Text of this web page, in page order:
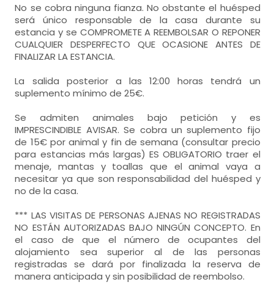
Calefacción,
armario,
balcón,
- habitación con cuarto de baño. Incluye:
WC,
lavabo,
secador de pelo,
toallas,
habitación de matrimonio
Calefacción,
- habitación con cuarto de baño. Incluye:
WC,
lavabo, bañera,
toallas,
papel wc,
- Patio (10 m².), Mesa y sillas de jardín
No se cobra ninguna fianza. No obstante el huésped
será único responsable de la casa durante su
estancia y se COMPROMETE A REEMBOLSAR O REPONER
CUALQUIER DESPERFECTO QUE OCASIONE ANTES DE
FINALIZAR LA ESTANCIA.
La salida posterior a las 12:00 horas tendrá un
suplemento mínimo de 25€.
Se admiten animales bajo petición y es
IMPRESCINDIBLE AVISAR. Se cobra un suplemento fijo
de 15€ por animal y fin de semana (consultar precio
para estancias más largas) ES OBLIGATORIO traer el
menaje, mantas y toallas que el animal vaya a
necesitar ya que son responsabilidad del huésped y
no de la casa.
*** LAS VISITAS DE PERSONAS AJENAS NO REGISTRADAS
NO ESTÁN AUTORIZADAS BAJO NINGÚN CONCEPTO. En
el caso de que el número de ocupantes del
alojamiento sea superior al de las personas
registradas se dará por finalizada la reserva de
manera anticipada y sin posibilidad de reembolso.